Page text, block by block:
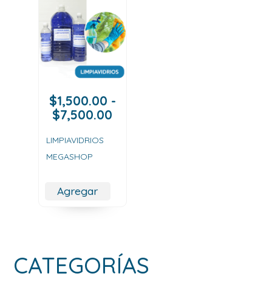
$1,500.00 -
$7,500.00
LIMPIAVIDRIOS
MEGASHOP
Agregar
CATEGORÍAS